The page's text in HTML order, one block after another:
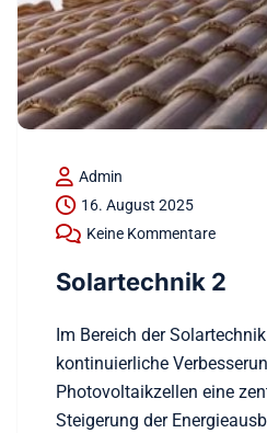
Admin
16. August 2025
Keine Kommentare
Solartechnik 2
Im Bereich der
kontinuierliche
Photovoltaikzellen eine
Steigerung der